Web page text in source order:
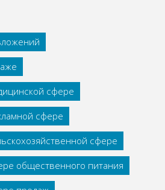
сфере
сфере
сфере
общественного питания